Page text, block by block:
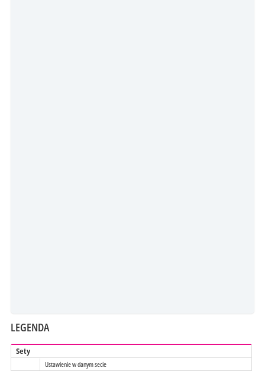
LEGENDA
Sety
Ustawienie w danym secie